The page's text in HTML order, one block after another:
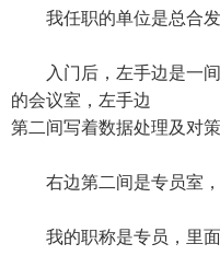
我任职的单位是总合发
入门后，左手边是一间
的会议室，左手边
第二间写着数据处理及对
右边第二间是专员室，
我的职称是专员，里面